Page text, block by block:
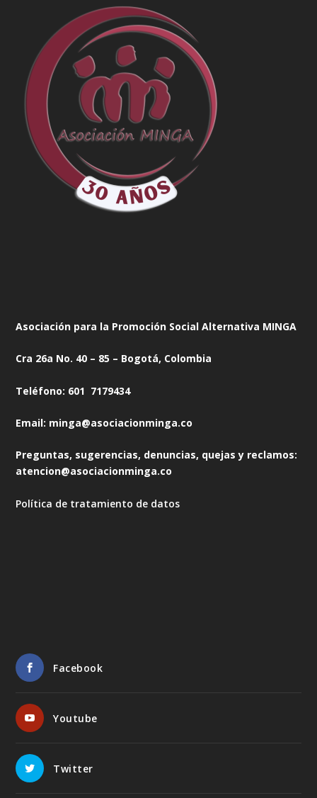
Asociación para la Promoción Social Alternativa MINGA
Cra 26a No. 40 – 85 – Bogotá, Colombia
Teléfono: 601 7179434
Email: minga@asociacionminga.co
Preguntas, sugerencias, denuncias, quejas y reclamos:
atencion@asociacionminga.co
Política de tratamiento de datos
Facebook
Youtube
Twitter